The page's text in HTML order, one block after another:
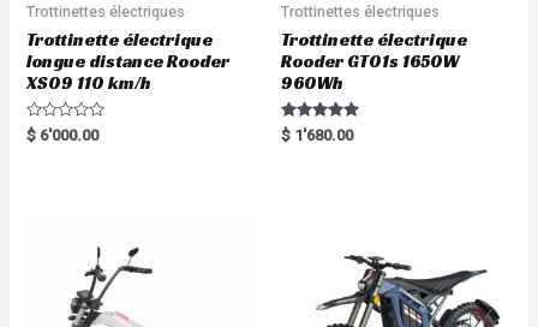
Trottinettes électriques
Trottinette électrique
longue distance Rooder
XS09 110 km/h
R
a
$ 6'000.00
Trottinettes électriques
Trottinette électrique
Rooder GT01s 1650W
960Wh
Rated
5.00
$ 1'680.00